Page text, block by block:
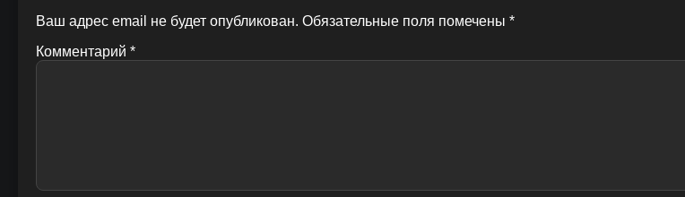
Ваш адрес email не будет опубликован. Обязательные поля помечены *
Комментарий *